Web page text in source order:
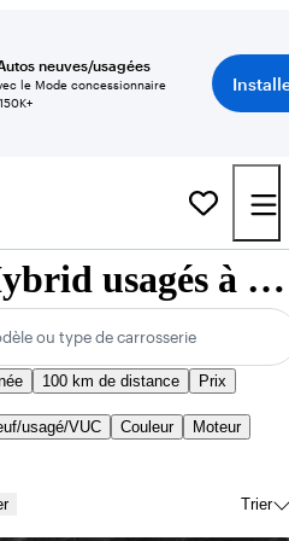
neuves/usagées
le Mode concessionnaire
150K+
Ford Fusion Hybrid usagés à vendre près de Innisfil, ON
ou type de carrosserie
100 km de distance Prix
usagé/VUC Couleur
Moteur
Trier